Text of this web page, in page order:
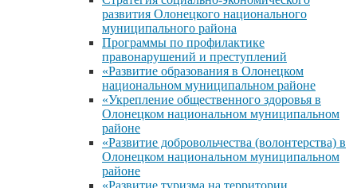
развития Олонецкого национального
муниципального района
Программы по профилактике
правонарушений и преступлений
«Развитие образования в Олонецком
национальном муниципальном районе
«Укрепление общественного здоровья в
Олонецком национальном муниципальном
районе
«Развитие добровольчества (волонтерства) в
Олонецком национальном муниципальном
районе
«Развитие туризма на территории